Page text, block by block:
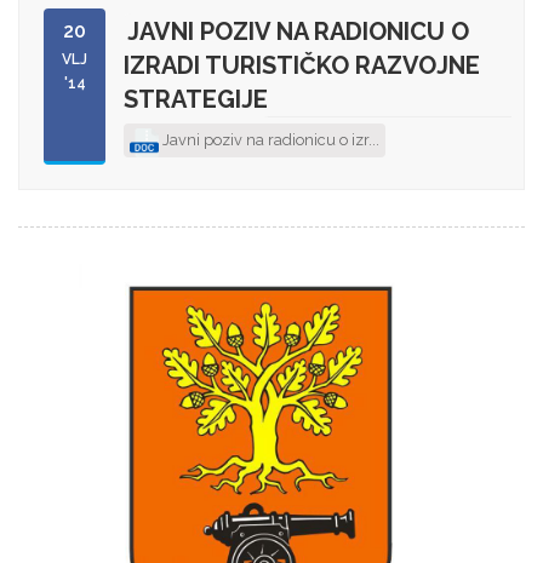
20
VLJ
'14
JAVNI POZIV NA RADIONICU O
IZRADI TURISTIČKO RAZVOJNE
STRATEGIJE
Javni poziv na radionicu o izr...